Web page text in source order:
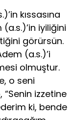
kıssasına
iyiliğini
görürsün.
(a.s.)’i
olmuştur.
o seni
“Senin izzetine
ki, bende